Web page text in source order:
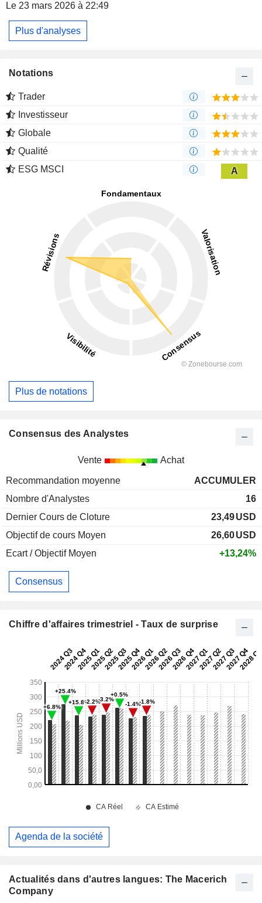
Actualités dans d'autres langues: The Macerich
Company
Le 23 mars 2026 à 22:49
Plus d'analyses
Notations
Trader
Investisseur
Globale
Qualité
ESG MSCI
A
Plus de notations
Consensus des Analystes
Vente Achat
Recommandation moyenne
ACCUMULER
Nombre d'Analystes
16
Dernier Cours de Cloture
23,49USD
Objectif de cours Moyen
26,60USD
Ecart / Objectif Moyen
+13,24%
Consensus
Chiffre d'affaires trimestriel - Taux de surprise
Agenda de la société